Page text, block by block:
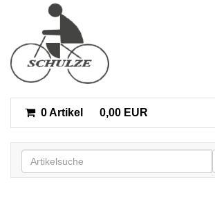
0 Artikel 0,00 EUR